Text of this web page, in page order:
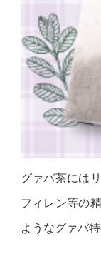
グァバ茶には
フィレン等の
ようなグァバ